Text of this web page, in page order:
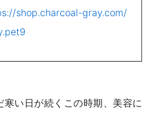
shop.charcoal-gray.com/
い日が続くこの時期、美容に